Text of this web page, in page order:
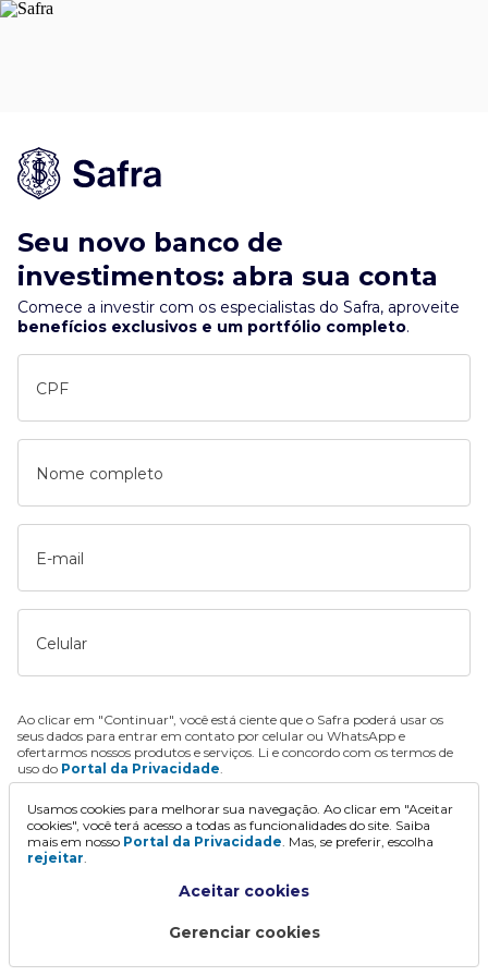
Seu novo banco de
investimentos: abra sua conta
Comece a investir com os especialistas do Safra, aproveite
benefícios exclusivos e um portfólio completo.
CPF
Nome completo
E-mail
Celular
Ao clicar em "Continuar", você está ciente que o Safra poderá usar os
seus dados para entrar em contato por celular ou WhatsApp e
ofertarmos nossos produtos e serviços. Li e concordo com os termos de
uso do Portal da Privacidade.
Continuar
Usamos cookies para melhorar sua navegação. Ao clicar em "Aceitar
cookies", você terá acesso a todas as funcionalidades do site. Saiba
mais em nosso Portal da Privacidade. Mas, se preferir, escolha
rejeitar.
Aceitar cookies
Gerenciar cookies